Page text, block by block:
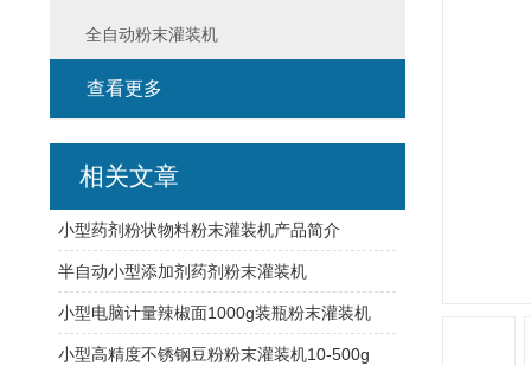
全自动粉末灌装机
查看更多
相关文章
小型药剂粉状物料粉末灌装机产品简介
半自动小型添加剂药剂粉末灌装机
小型电脑计量辣椒面1000g装瓶粉末灌装机
小型高精度不锈钢豆粉粉末灌装机10-500g